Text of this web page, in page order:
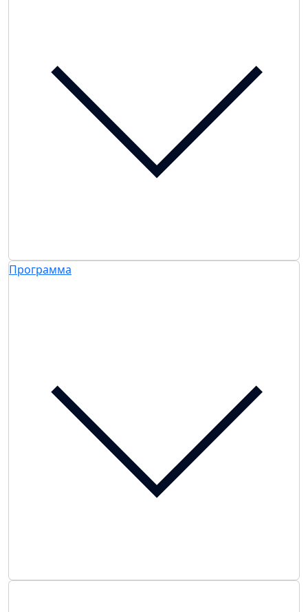
Программа